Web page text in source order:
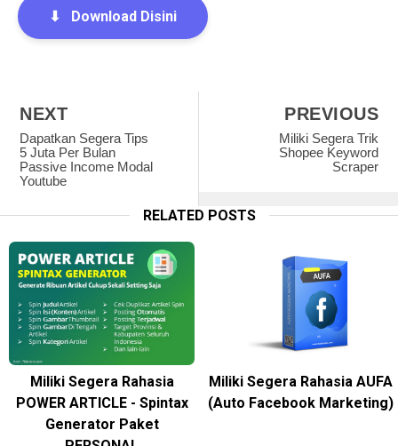
⬇ Download Disini
NEXT
Dapatkan Segera Tips
5 Juta Per Bulan
Passive Income Modal
Youtube
PREVIOUS
Miliki Segera Trik
Shopee Keyword
Scraper
RELATED POSTS
Miliki Segera Rahasia
POWER ARTICLE - Spintax
Generator Paket
Miliki Segera Rahasia AUFA
(Auto Facebook Marketing)